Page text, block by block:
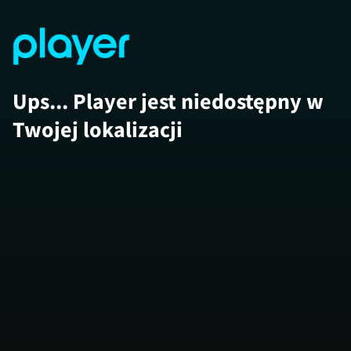
Ups... Player jest niedostępny w
Twojej lokalizacji